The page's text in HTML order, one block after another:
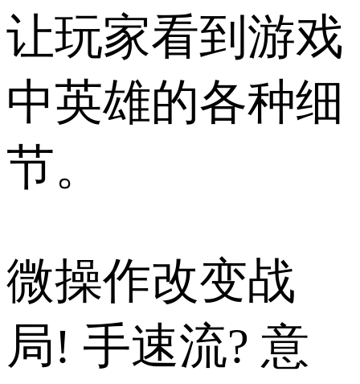
让玩家看到游戏
中英雄的各种细
节。
微操作改变战
局! 手速流? 意